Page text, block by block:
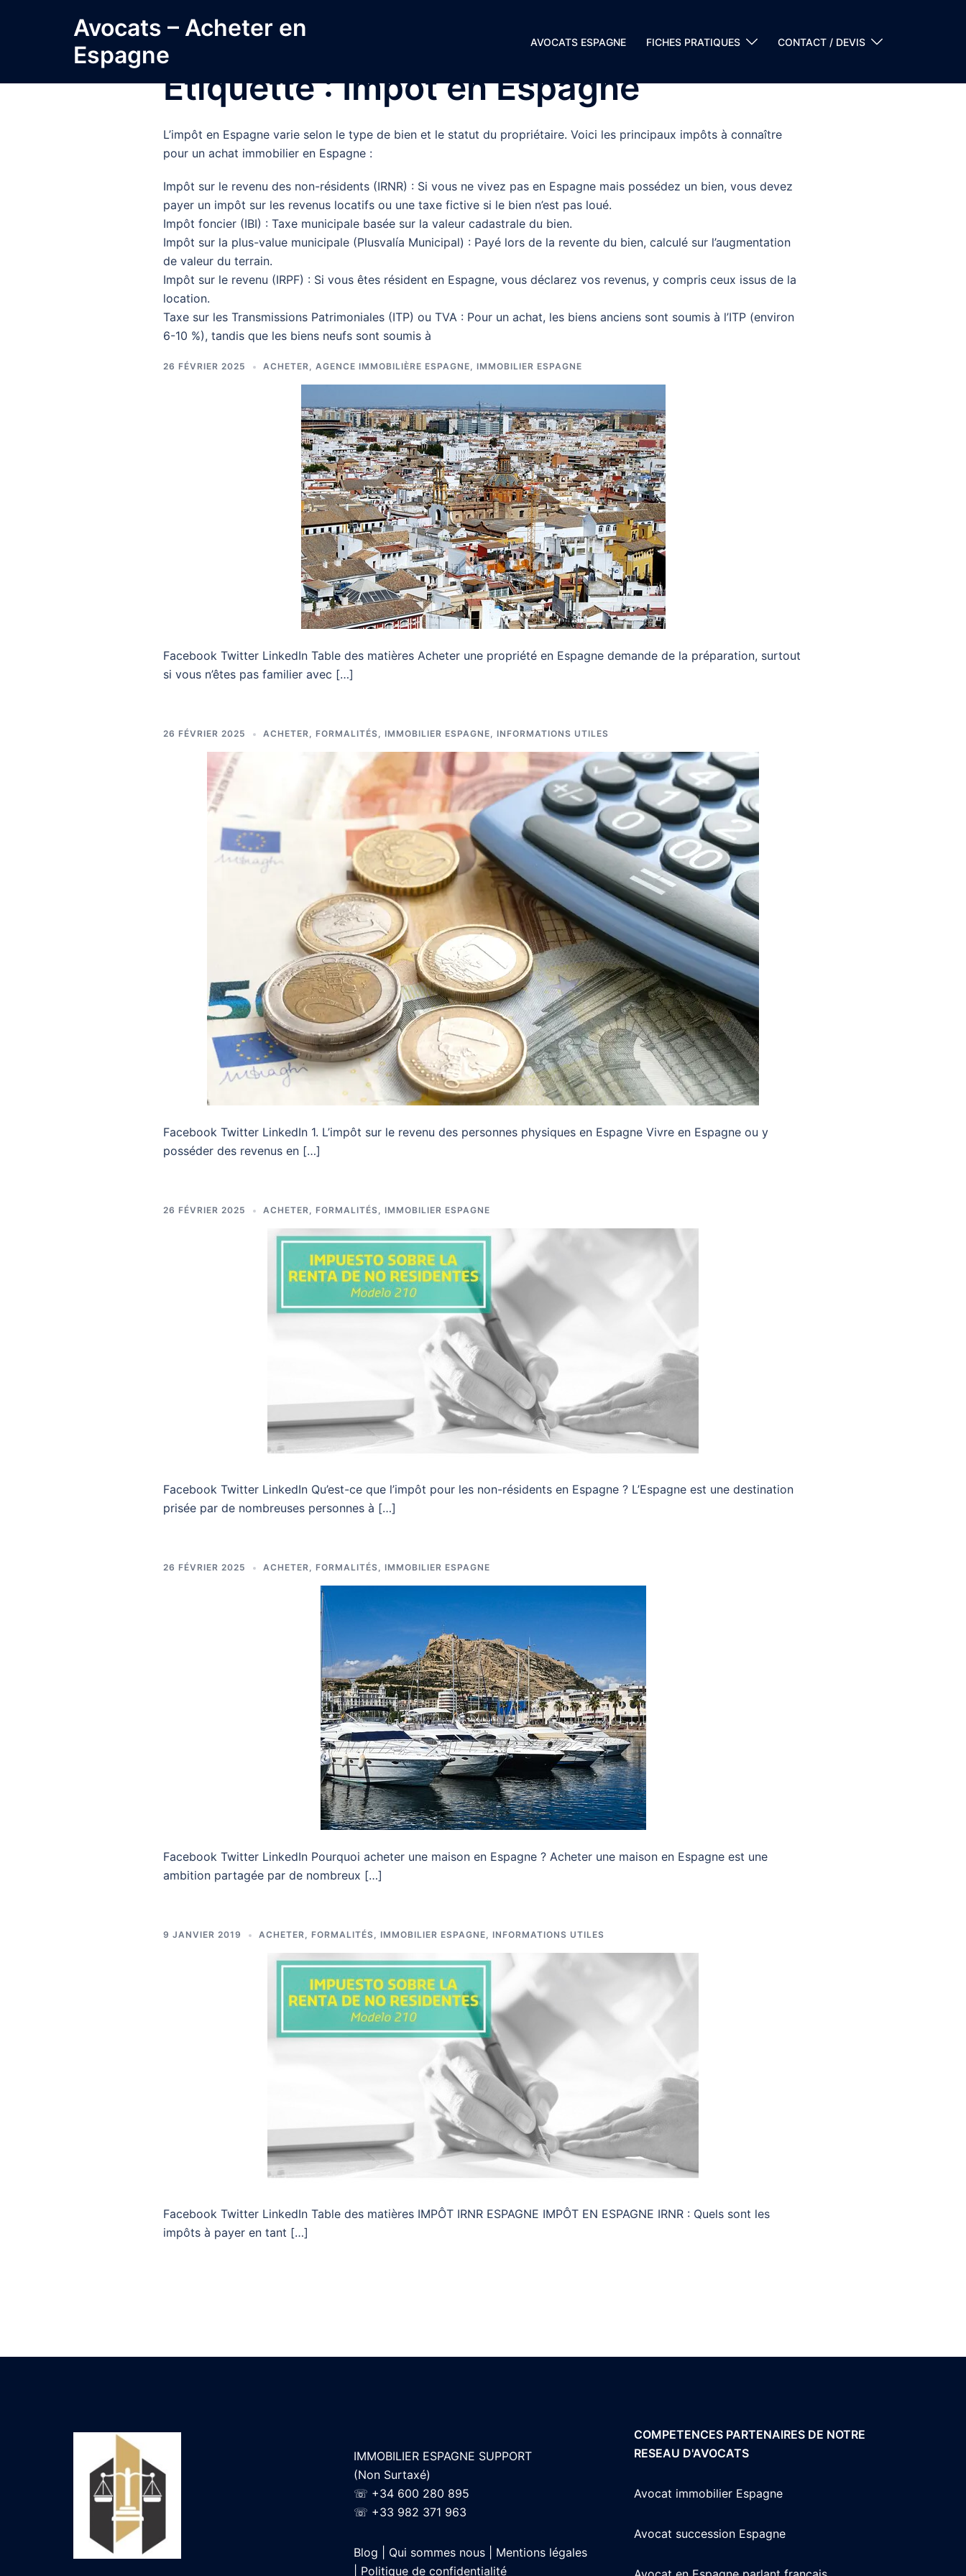
Avocats – Acheter en
Espagne
AVOCATS ESPAGNE FICHES PRATIQUES CONTACT / DEVIS
Étiquette :Impôt en Espagne
L’impôt en Espagne varie selon le type de bien et le statut du propriétaire. Voici les principaux impôts à connaître
pour un achat immobilier en Espagne :
Impôt sur le revenu des non-résidents (IRNR) : Si vous ne vivez pas en Espagne mais possédez un bien, vous devez
payer un impôt sur les revenus locatifs ou une taxe fictive si le bien n’est pas loué.
Impôt foncier (IBI) : Taxe municipale basée sur la valeur cadastrale du bien.
Impôt sur la plus-value municipale (Plusvalía Municipal) : Payé lors de la revente du bien, calculé sur l’augmentation
de valeur du terrain.
Impôt sur le revenu (IRPF) : Si vous êtes résident en Espagne, vous déclarez vos revenus, y compris ceux issus de la
location.
Taxe sur les Transmissions Patrimoniales (ITP) ou TVA : Pour un achat, les biens anciens sont soumis à l’ITP (environ
6-10 %), tandis que les biens neufs sont soumis à
26 FÉVRIER 2025 ACHETER, AGENCE IMMOBILIÈRE ESPAGNE, IMMOBILIER ESPAGNE
Facebook Twitter LinkedIn Table des matières Acheter une propriété en Espagne demande de la préparation, surtout
si vous n’êtes pas familier avec […]
26 FÉVRIER 2025 ACHETER, FORMALITÉS, IMMOBILIER ESPAGNE, INFORMATIONS UTILES
Facebook Twitter LinkedIn 1. L’impôt sur le revenu des personnes physiques en Espagne Vivre en Espagne ou y
posséder des revenus en […]
26 FÉVRIER 2025 ACHETER, FORMALITÉS, IMMOBILIER ESPAGNE
Facebook Twitter LinkedIn Qu’est-ce que l’impôt pour les non-résidents en Espagne ? L’Espagne est une destination
prisée par de nombreuses personnes à […]
26 FÉVRIER 2025 ACHETER, FORMALITÉS, IMMOBILIER ESPAGNE
Facebook Twitter LinkedIn Pourquoi acheter une maison en Espagne ? Acheter une maison en Espagne est une
ambition partagée par de nombreux […]
9 JANVIER 2019 ACHETER, FORMALITÉS, IMMOBILIER ESPAGNE, INFORMATIONS UTILES
Facebook Twitter LinkedIn Table des matières IMPÔT IRNR ESPAGNE IMPÔT EN ESPAGNE IRNR : Quels sont les
impôts à payer en tant […]
IMMOBILIER ESPAGNE SUPPORT
(Non Surtaxé)
☏ +34 600 280 895
☏ +33 982 371 963
Blog | Qui sommes nous |
Mentions légales
Politique de confidentialité
COMPETENCES PARTENAIRES DE NOTRE
RESEAU D'AVOCATS
Avocat immobilier Espagne
Avocat succession Espagne